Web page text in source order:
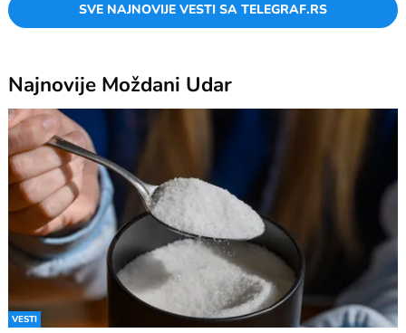
SVE NAJNOVIJE VESTI SA TELEGRAF.RS
Najnovije Moždani Udar
VESTI